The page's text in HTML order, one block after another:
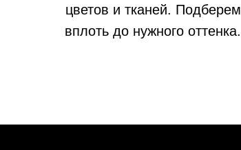
цветов и тканей. Подберем
вплоть до нужного оттенка.